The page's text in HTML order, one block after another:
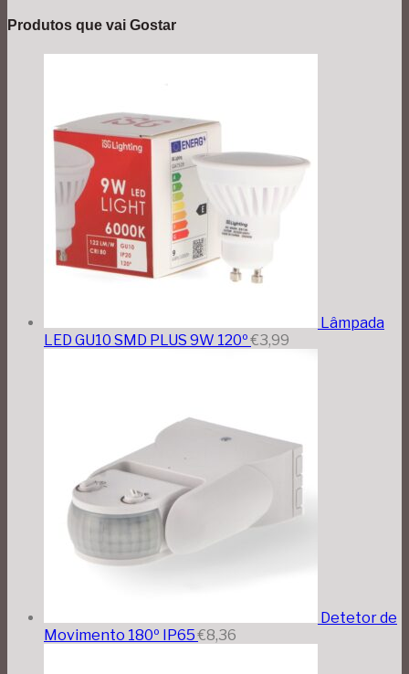
Produtos que vai Gostar
Lâmpada
LED GU10 SMD PLUS 9W 120º €3,99
Detetor de
Movimento 180º IP65 €8,36